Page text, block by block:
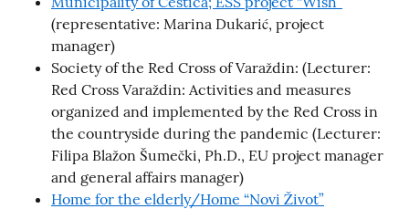
(representative: Marina Dukarić, project
manager)
Society of the Red Cross of Varaždin: (Lecturer:
Red Cross Varaždin: Activities and measures
organized and implemented by the Red Cross in
the countryside during the pandemic (Lecturer:
Filipa Blažon Šumečki, Ph.D., EU project manager
and general affairs manager)
Home for the elderly/Home “Novi Život”